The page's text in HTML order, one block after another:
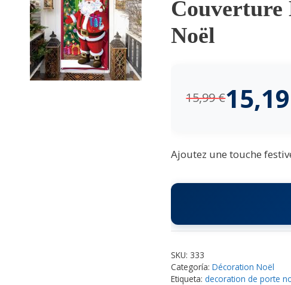
Couverture
Noël
15,99€15,19
Ajoutez une touche
SKU: 333
Categoría:Décoration Noël
Etiqueta: decoration de porte